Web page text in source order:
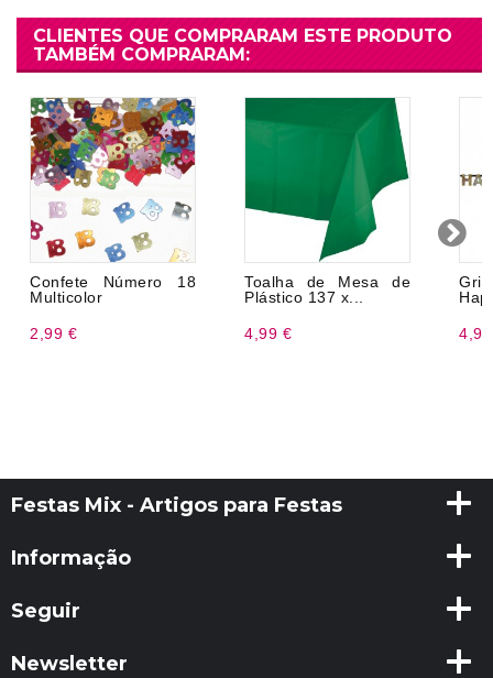
CLIENTES QUE COMPRARAM ESTE PRODUTO
TAMBÉM COMPRARAM:
Confete Número 18
Multicolor
2,99 €
Toalha de Mesa de
Plástico 137 x...
4,99 €
Festas Mix - Artigos para Festas
Informação
Seguir
Newsletter